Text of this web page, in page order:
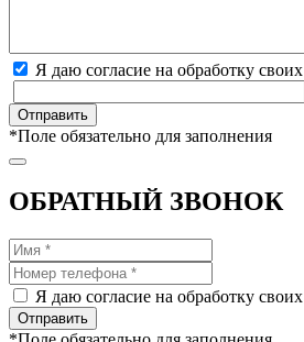
Я даю согласие на обработку своих
*Поле обязательно для заполнения
ОБРАТНЫЙ ЗВОНОК
Я даю согласие на обработку своих